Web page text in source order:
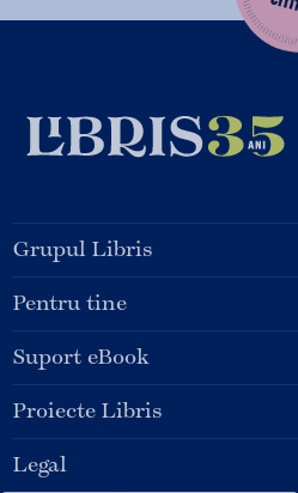
Grupul Libris
Pentru tine
Suport eBook
Proiecte Libris
Legal